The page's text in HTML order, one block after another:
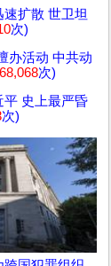
扩散 世卫坦
次)
办活动 中共动
68,068次)
平 史上最严昏
次)